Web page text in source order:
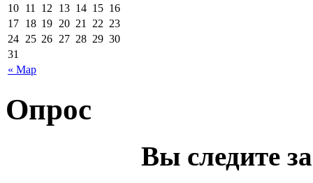
« Мар
10 11 12 13 14 15 16
17 18 19 20 21 22 23
24 25 26 27 28 29 30
31
Опрос
Вы следите